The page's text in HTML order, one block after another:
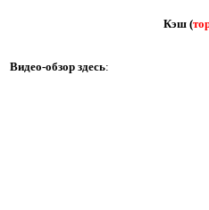
Кэш (
Видео-обзор здесь: